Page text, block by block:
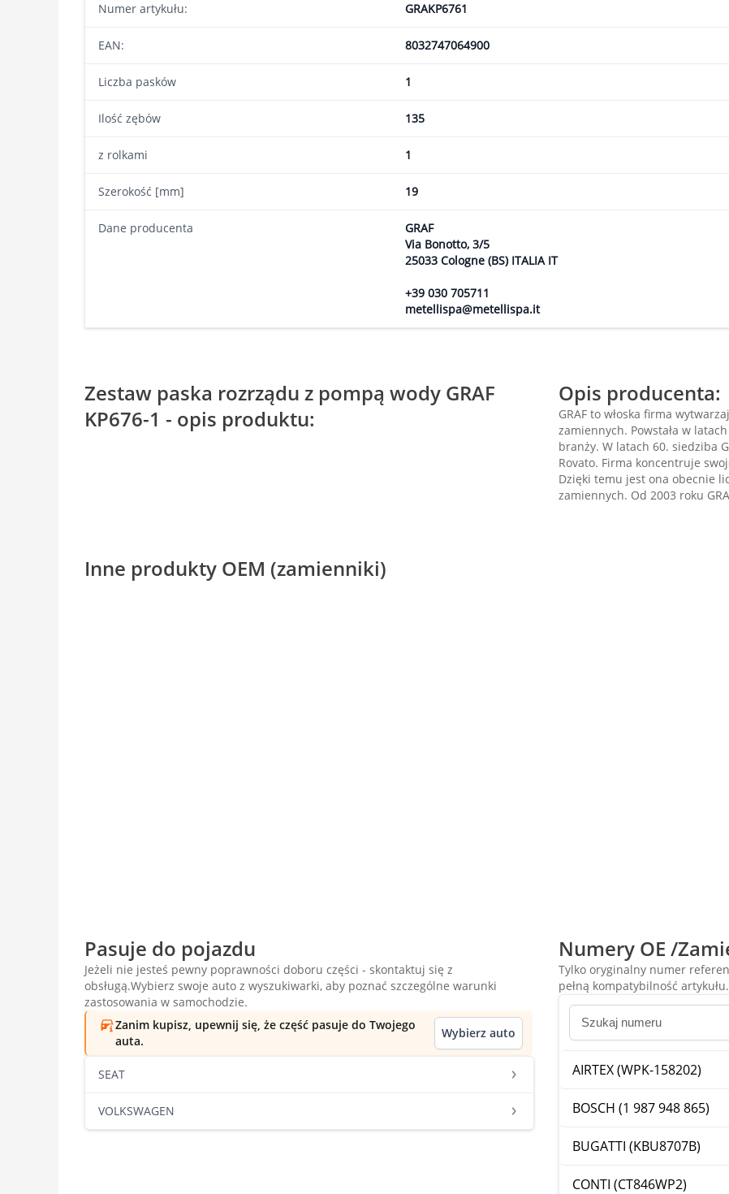
Numer artykułu: GRAKP6761
EAN: 8032747064900
Liczba pasków 1
Ilość zębów 135
z rolkami 1
Szerokość [mm] 19
Dane producenta
GRAF
Via Bonotto, 3/5
25033 Cologne (BS) ITALIA IT
+39 030 705711
metellispa@metellispa.it
Zestaw paska rozrządu z pompą wody GRAF
KP676-1 - opis produktu:
Opis producenta:
GRAF to włoska firma
zamiennych. Powstała w
branży. W latach 60. siedziba
Rovato. Firma koncentruje
Dzięki temu jest ona obecnie
zamiennych. Od 2003 roku
Inne produkty OEM (zamienniki)
Pasuje do pojazdu
Jeżeli nie jesteś pewny poprawności doboru części - skontaktuj się z
obsługą.Wybierz swoje auto z wyszukiwarki, aby poznać szczególne warunki
zastosowania w samochodzie.
Zanim kupisz, upewnij się, że część pasuje do Twojego
auta.
Wybierz auto
SEAT
VOLKSWAGEN
Numery OE /
Tylko oryginalny numer
pełną kompatybilność artykułu.
AIRTEX (WPK-158202)
BOSCH (1 987 948 865)
BUGATTI (KBU8707B)
CONTI (CT846WP2)